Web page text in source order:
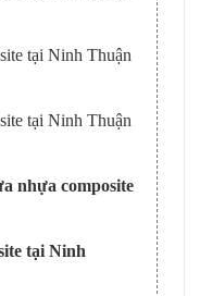
tại Ninh Thuận
tại Ninh Thuận
nhựa composite
tại Ninh